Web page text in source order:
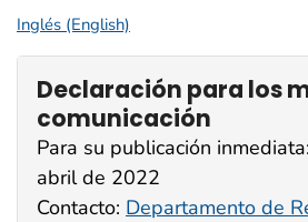
Inglés (English)
Declaración para los
comunicación
Para su publicación
abril de 2022
Contacto: Departamento de